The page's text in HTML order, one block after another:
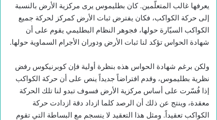
يعرفها غالب المتعلّمين. كان بطليموس يرى مركزية الأرض بالنسبة
إلى حركة الكواكب، فكان يفترض ثبات الأرض كمركز لحركة جميع
الكواكب السيّارة حولها، فجوهر النظام البطليمي يقوم على أن
شهادة الحواس تؤكد لنا ثبات الأرض ودوران الأجرام السماوية حولها.
ولكن برغم شهادة الحواس هذه بنظرة أولية فإن كوبرنيكوس رفض
نظرية بطليموس، وقدم افتراضاً جديداً ينص على أن حركة الكواكب
إذا فُسّرت على أساس مركزية الأرض فسوف تبدو لنا تلك الحركة
معقدة، وينتج عن ذلك أن الرصد كلما ازداد دقة ازدادت حركة
الكواكب تعقيداً. ومثل هذا التعقيد لا ينسجم مع البساطة التي تقوم